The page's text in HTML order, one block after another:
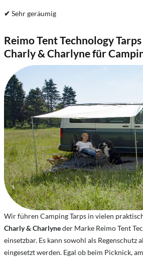
✔ Sehr geräumig
Reimo Tent Technology
Charly & Charlyne für
Wir führen Camping Tarps in vielen
Charly & Charlyneder Marke Reimo Tent
einsetzbar. Es kann sowohl als Regenschutz
eingesetzt werden. Egal ob beim Picknick,